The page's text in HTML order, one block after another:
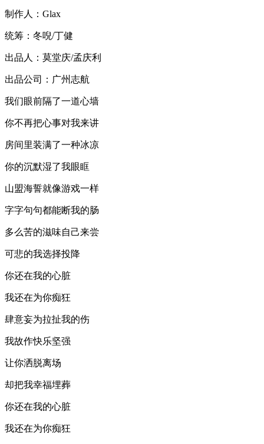
制作人：Glax
统筹：冬唲/丁健
出品人：莫堂庆/孟庆利
出品公司：广州志航
我们眼前隔了一道心墙
你不再把心事对我来讲
房间里装满了一种冰凉
你的沉默湿了我眼眶
山盟海誓就像游戏一样
字字句句都能断我的肠
多么苦的滋味自己来尝
可悲的我选择投降
你还在我的心脏
我还在为你痴狂
肆意妄为拉扯我的伤
我故作快乐坚强
让你洒脱离场
却把我幸福埋葬
你还在我的心脏
我还在为你痴狂